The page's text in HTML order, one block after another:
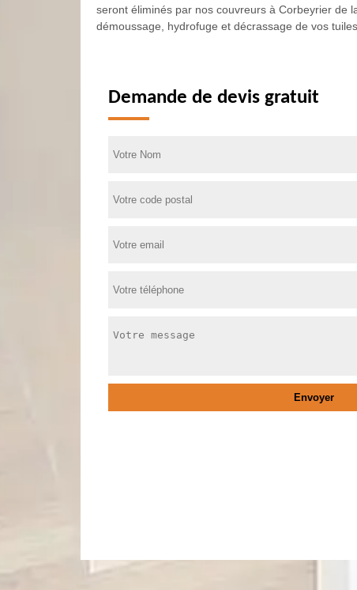
seront éliminés par nos couvreurs à Corbeyrier de
démoussage, hydrofuge et décrassage de vos
Demande de devis gratuit